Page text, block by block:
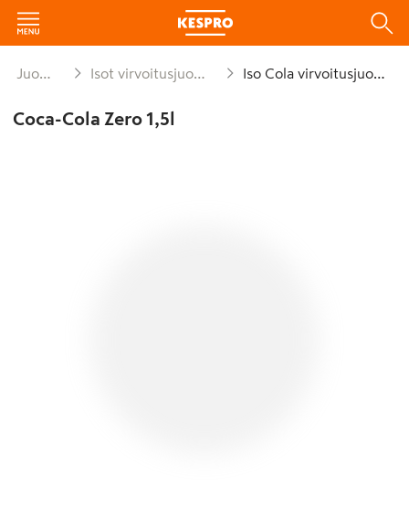
Juomat Isot virvoitusjuomat Iso Cola virvoitusjuoma
Coca-Cola Zero 1,5l